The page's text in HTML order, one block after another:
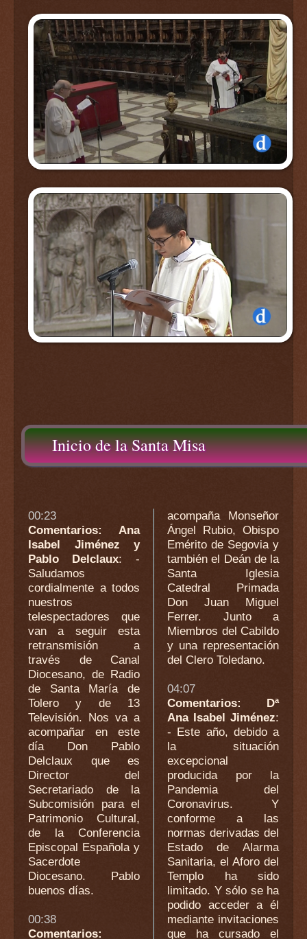
Inicio de la Santa Misa
00:23
Comentarios: Ana
Isabel Jiménez y
Pablo Delclaux: -
Saludamos
cordialmente a todos
nuestros
telespectadores que
van a seguir esta
retransmisión a
través de Canal
Diocesano, de Radio
de Santa María de
Tolero y de 13
Televisión. Nos va a
acompañar en este
día Don Pablo
Delclaux que es
Director del
Secretariado de la
Subcomisión para el
Patrimonio Cultural,
de la Conferencia
Episcopal Española y
Sacerdote
Diocesano. Pablo
buenos días.
00:38
Comentarios:
acompaña Monseñor
Ángel Rubio, Obispo
Emérito de Segovia y
también el Deán de la
Santa Iglesia
Catedral Primada
Don Juan Miguel
Ferrer. Junto a
Miembros del Cabildo
y una representación
del Clero Toledano.
04:07
Comentarios: Dª
Ana Isabel Jiménez:
- Este año, debido a
la situación
excepcional
producida por la
Pandemia del
Coronavirus. Y
conforme a las
normas derivadas del
Estado de Alarma
Sanitaria, el Aforo del
Templo ha sido
limitado. Y sólo se ha
podido acceder a él
mediante invitaciones
que ha cursado el